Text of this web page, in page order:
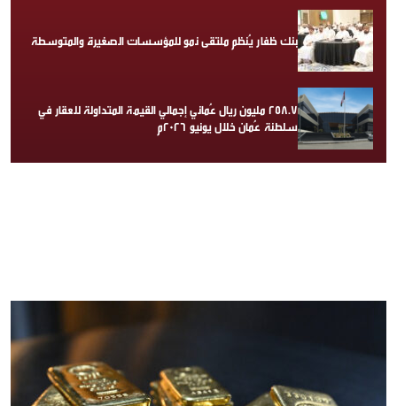
بنك ظفار يُنظم ملتقى نمو للمؤسسات الصغيرة والمتوسطة
258.7 مليون ريال عُماني إجمالي القيمة المتداولة للعقار في
سلطنة عُمان خلال يونيو 2026م